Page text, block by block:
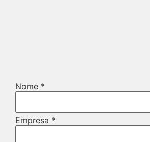
Telefone
URL
Nome *
Empresa *